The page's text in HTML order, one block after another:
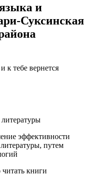
и
Суксинская
к тебе вернется
литературы
эффективности
путем
книги